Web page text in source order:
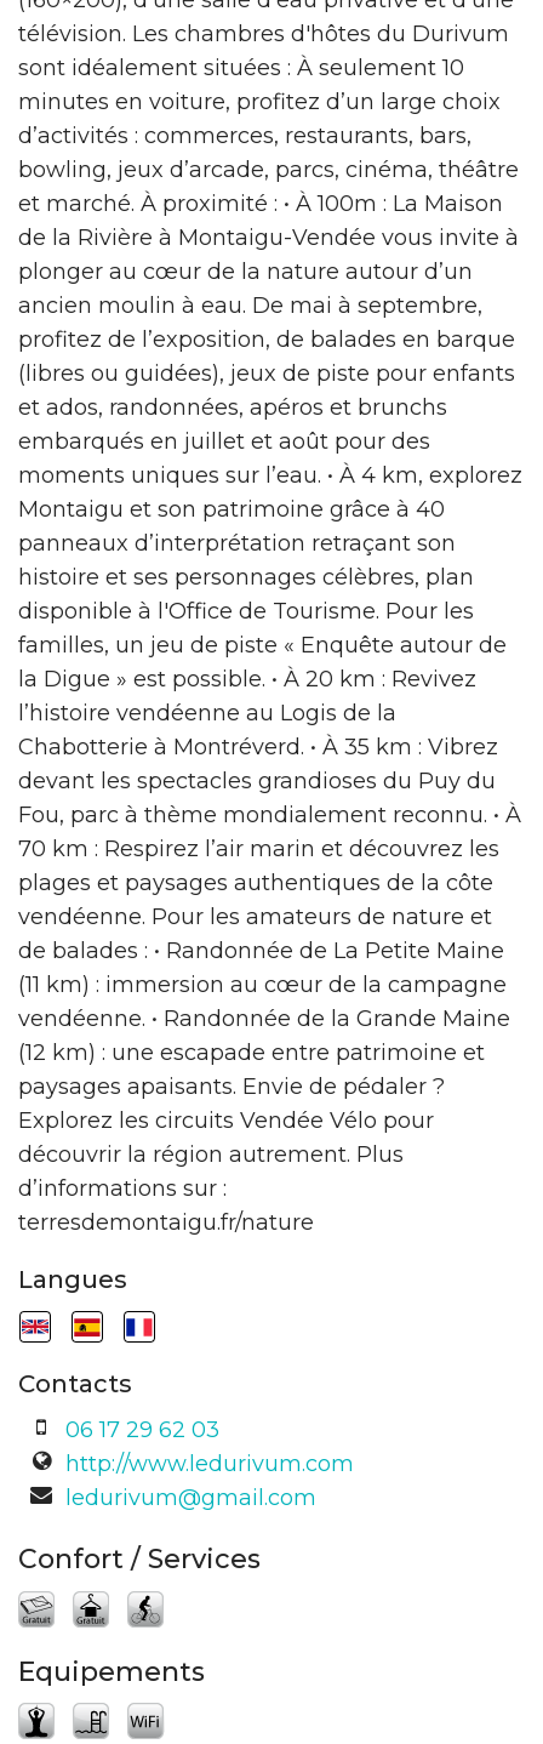
télévision. Les chambres d'hôtes du Durivum
sont idéalement situées : À seulement 10
minutes en voiture, profitez d’un large choix
d’activités : commerces, restaurants, bars,
bowling, jeux d’arcade, parcs, cinéma, théâtre
et marché. À proximité : • À 100m : La Maison
de la Rivière à Montaigu-Vendée vous invite à
plonger au cœur de la nature autour d’un
ancien moulin à eau. De mai à septembre,
profitez de l’exposition, de balades en barque
(libres ou guidées), jeux de piste pour enfants
et ados, randonnées, apéros et brunchs
embarqués en juillet et août pour des
moments uniques sur l’eau. • À 4 km, explorez
Montaigu et son patrimoine grâce à 40
panneaux d’interprétation retraçant son
histoire et ses personnages célèbres, plan
disponible à l'Office de Tourisme. Pour les
familles, un jeu de piste « Enquête autour de
la Digue » est possible. • À 20 km : Revivez
l’histoire vendéenne au Logis de la
Chabotterie à Montréverd. • À 35 km : Vibrez
devant les spectacles grandioses du Puy du
Fou, parc à thème mondialement reconnu. • À
70 km : Respirez l’air marin et découvrez les
plages et paysages authentiques de la côte
vendéenne. Pour les amateurs de nature et
de balades : • Randonnée de La Petite Maine
(11 km) : immersion au cœur de la campagne
vendéenne. • Randonnée de la Grande Maine
(12 km) : une escapade entre patrimoine et
paysages apaisants. Envie de pédaler ?
Explorez les circuits Vendée Vélo pour
découvrir la région autrement. Plus
d’informations sur :
terresdemontaigu.fr/nature
Langues
Contacts
06 17 29 62 03
http://www.ledurivum.com
ledurivum@gmail.com
Confort / Services
Equipements